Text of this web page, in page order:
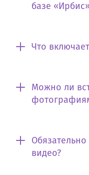
базе
Что
Можно ли
видео?